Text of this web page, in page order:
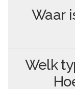
Waar
Welk